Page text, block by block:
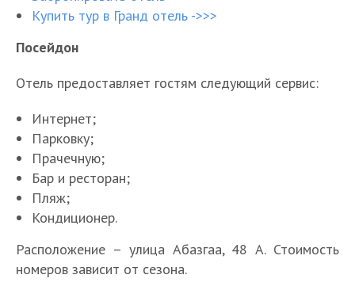
Купить тур в Гранд отель ->>>
Посейдон
Отель предоставляет гостям следующий сервис:
Интернет;
Парковку;
Прачечную;
Бар и ресторан;
Пляж;
Кондиционер.
Расположение – улица Абазгаа, 48 А. Стоимость
номеров зависит от сезона.